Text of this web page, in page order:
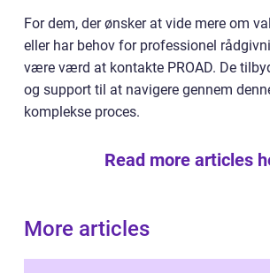
For dem, der ønsker at vide mere om
eller har behov for professionel
være værd at kontakte PROAD. De
og support til at navigere gennem
komplekse proces.
Read more articles
More articles